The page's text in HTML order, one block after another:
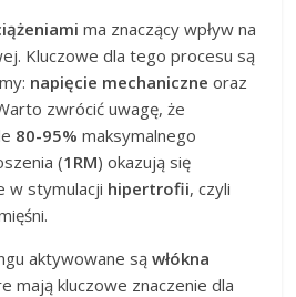
ma znaczący wpływ na
Kluczowe dla tego procesu są
napięcie mechaniczne oraz
zwrócić uwagę, że
80-95% maksymalnego
(1RM) okazują się
w stymulacji hipertrofii, czyli
aktywowane sąwłókna
mają kluczowe znaczenie dla